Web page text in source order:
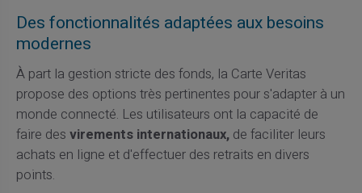
Des fonctionnalités adaptées aux besoins
modernes
À part la gestion stricte des fonds, la Carte Veritas
propose des options très pertinentes pour s'adapter à un
monde connecté. Les utilisateurs ont la capacité de
faire des virements internationaux,de faciliter leurs
achats en ligne et d'effectuer des retraits en divers
points.